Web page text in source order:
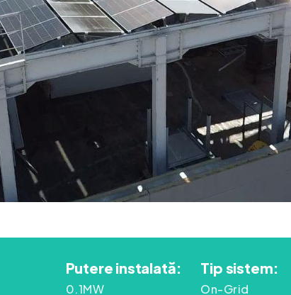
Putere instalată:
0.1MW
Tip sistem:
On-Grid